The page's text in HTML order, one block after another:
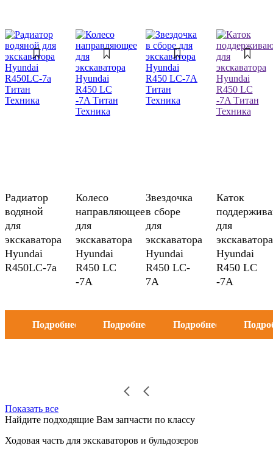
Радиатор
водяной
для
экскаватора
Hyundai
R450LC-7a
Подробнее
Колесо
направляющее
для
экскаватора
Hyundai
R450 LC
-7A
Подробнее
Звездочка
в сборе
для
экскаватора
Hyundai
R450 LC-
7A
Подробнее
Каток
для
экскаватора
Hyundai
R450 LC
-7A
Показать все
Найдите подходящие Вам запчасти по классу
Ходовая часть для экскаваторов и бульдозеров